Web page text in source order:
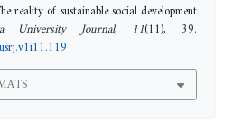
of sustainable social development
University Journal, 11(11), 39.